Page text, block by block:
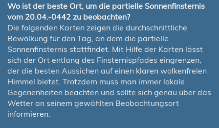
Wo ist der beste Ort, um die partielle Sonnenfinsternis
vom 20.04.-0442 zu beobachten?
Die folgenden Karten zeigen die durchschnittliche
Bewölkung für den Tag, an dem die partielle
Sonnenfinsternis stattfindet. Mit Hilfe der Karten lässt
sich der Ort entlang des Finsternispfades eingrenzen,
der die besten Aussichen auf einen klaren wolkenfreien
Himmel bietet. Trotzdem muss man immer lokale
Gegenenheiten beachten und sollte sich genau über das
Wetter an seinem gewählten Beobachtungsort
informieren.